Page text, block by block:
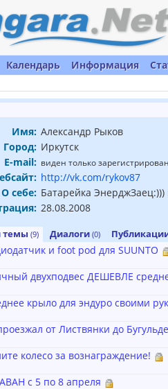
Календарь Информация
Имя: Александр Рыков
Город: Иркутск
E-mail: виден только
http://vk.com/rykov87
О себе: Батарейка
28.08.2008
темы (9) Диалоги (0)
и foot pod для SUUNTO
двухподвес ДЕШЕВЛЕ
крыло для эндуро своими
от Листвянки до
колесо за вознаграждение!
с 5 по 8 апреля